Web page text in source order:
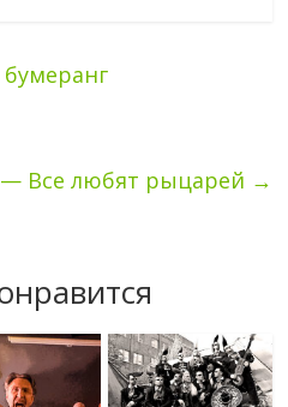
любят рыцарей →